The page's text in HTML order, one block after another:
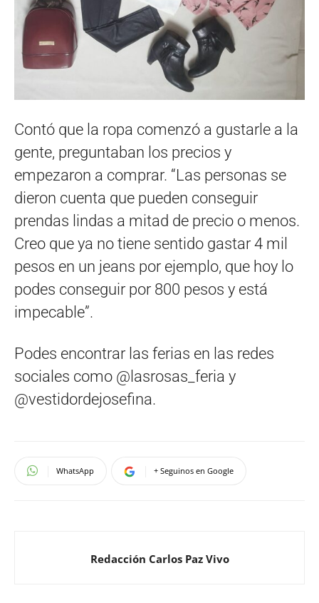
Contó que la ropa comenzó a gustarle a la
gente, preguntaban los precios y
empezaron a comprar. “Las personas se
dieron cuenta que pueden conseguir
prendas lindas a mitad de precio o menos.
Creo que ya no tiene sentido gastar 4 mil
pesos en un jeans por ejemplo, que hoy lo
podes conseguir por 800 pesos y está
impecable”.
Podes encontrar las ferias en las redes
sociales como @lasrosas_feria y
@vestidordejosefina.
WhatsApp + Seguinos en Google
Redacción Carlos Paz Vivo